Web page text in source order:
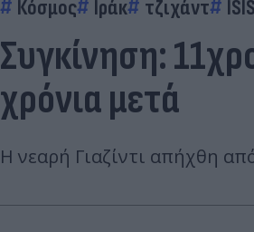
Κόσμος Ιράκ τζιχάντ ISIS
Συγκίνηση:
χρόνια μετά
Η νεαρή Γιαζίντι απήχθη